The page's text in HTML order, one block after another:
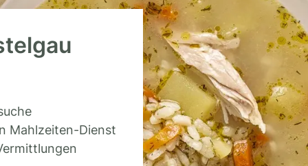
Mahlzeiten-Dienst